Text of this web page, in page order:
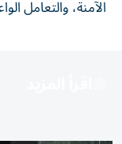
الآمنة، والتعامل